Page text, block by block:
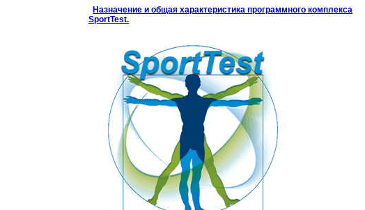
Назначение и общая характеристика программного комплекса
SportTest.